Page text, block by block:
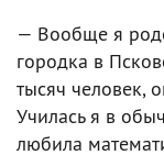
— Вообще я
городка в
тысяч человек,
Училась я в
любила